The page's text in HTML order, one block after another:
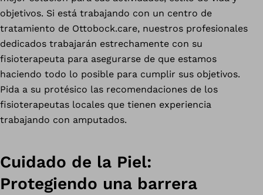
objetivos. Si está trabajando con un centro de
tratamiento de Ottobock.care, nuestros profesionales
dedicados trabajarán estrechamente con su
fisioterapeuta para asegurarse de que estamos
haciendo todo lo posible para cumplir sus objetivos.
Pida a su protésico las recomendaciones de los
fisioterapeutas locales que tienen experiencia
trabajando con amputados.
Cuidado de la Piel:
Protegiendo una barrera